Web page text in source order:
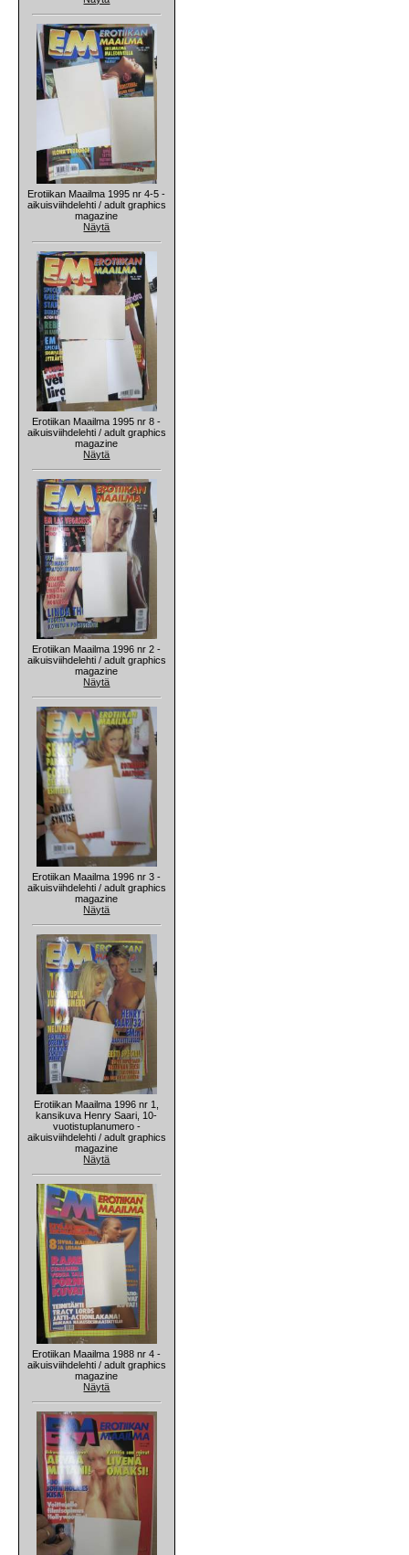
Erotiikan Maailma 1995 nr 4-5 -
aikuisviihdelehti / adult graphics
magazine
Näytä
Erotiikan Maailma 1995 nr 8 -
aikuisviihdelehti / adult graphics
magazine
Näytä
Erotiikan Maailma 1996 nr 2 -
aikuisviihdelehti / adult graphics
magazine
Näytä
Erotiikan Maailma 1996 nr 3 -
aikuisviihdelehti / adult graphics
magazine
Näytä
Erotiikan Maailma 1996 nr 1,
kansikuva Henry Saari, 10-
vuotistuplanumero -
aikuisviihdelehti / adult graphics
magazine
Näytä
Erotiikan Maailma 1988 nr 4 -
aikuisviihdelehti / adult graphics
magazine
Näytä